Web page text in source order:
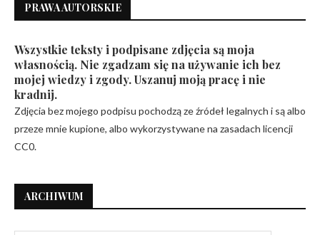
PRAWA AUTORSKIE
Wszystkie teksty i podpisane zdjęcia są moja
własnością. Nie zgadzam się na używanie ich bez
mojej wiedzy i zgody. Uszanuj moją pracę i nie
kradnij.
Zdjęcia bez mojego podpisu pochodzą ze źródeł legalnych i są albo
przeze mnie kupione, albo wykorzystywane na zasadach licencji
CC0.
ARCHIWUM